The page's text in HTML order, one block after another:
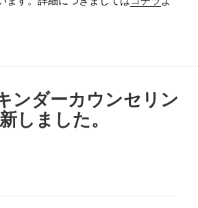
ンダーカウンセリン
しました。